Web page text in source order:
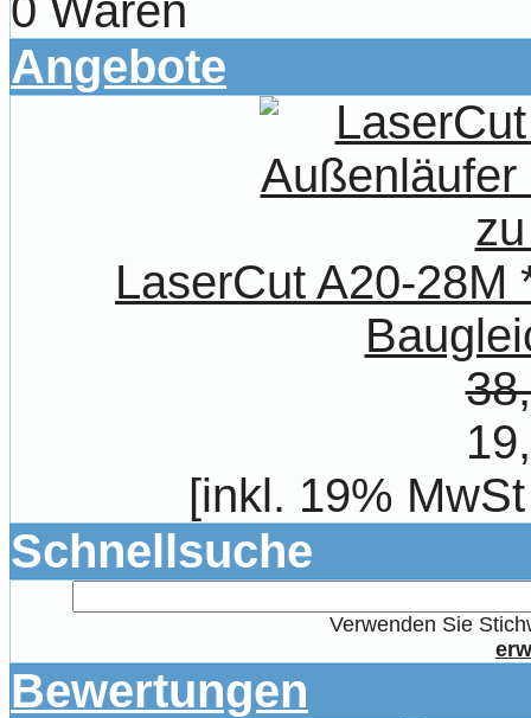
0 Waren
Angebote
LaserCut A20-
[inkl. 19%
Schnellsuche
Verwenden Sie
Bewertungen